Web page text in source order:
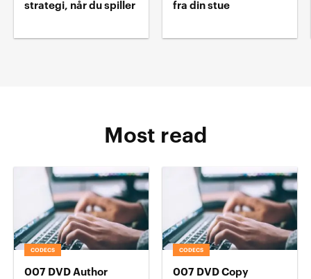
strategi, når du spiller
fra din stue
Most read
CODECS
007 DVD Author
CODECS
007 DVD Copy